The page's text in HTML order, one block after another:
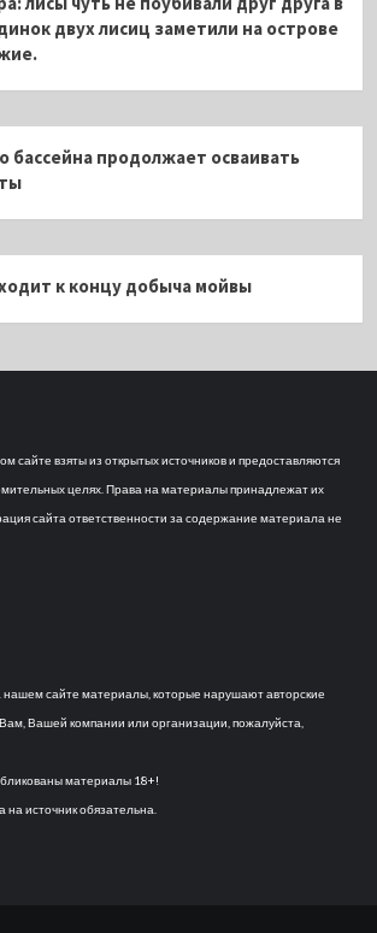
двух лисиц заметили на острове
бассейна продолжает осваивать
к концу добыча мойвы
сайте взяты из открытых источников и предоставляются
целях. Права на материалы принадлежат их
сайта ответственности за содержание материала не
сайте материалы, которые нарушают авторские
Вашей компании или организации, пожалуйста,
материалы 18+!
источник обязательна.